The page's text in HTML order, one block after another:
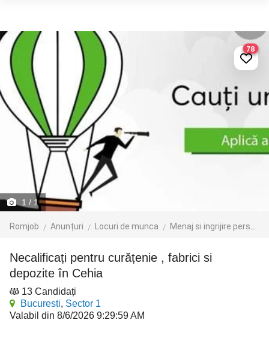
1 / 1
Romjob Anunțuri Locuri de munca Menaj si ingrijire persoane
78
Necalificați pentru curățenie , fabrici si
depozite în Cehia
13 Candidați
Bucuresti, Sector 1
Valabil din 8/6/2026 9:29:59 AM